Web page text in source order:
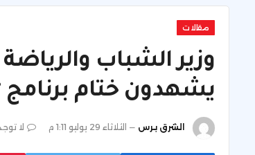
مقالات
وزير الشباب
يشهدون ختام
الشرق برس الثلاثاء 29 يوليو 1:11 م لا